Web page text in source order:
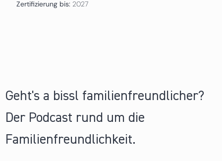
Zertifizierung bis: 2027
Geht's a bissl familienfreundlicher?
Der Podcast rund um die
Familienfreundlichkeit.